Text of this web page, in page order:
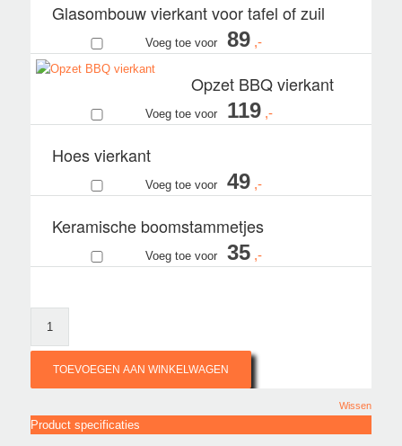
Wissen
Glasombouw vierkant voor tafel of zuil
Voeg toe voor 89
Opzet BBQ vierkant
Voeg toe voor 119
Hoes vierkant
Voeg toe voor 49
Keramische boomstammetjes
Voeg toe voor 35
TOEVOEGEN AAN WINKELWAGEN
Product specificaties